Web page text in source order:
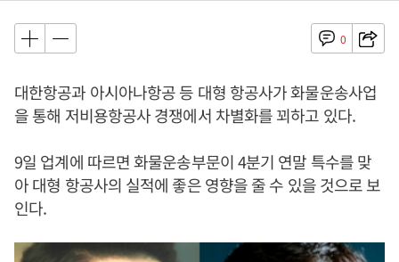
0
대한항공과 아시아나항공 등 대형 항공사가 화물운송사업
을 통해 저비용항공사 경쟁에서 차별화를 꾀하고 있다.
9일 업계에 따르면 화물운송부문이 4분기 연말 특수를 맞
아 대형 항공사의 실적에 좋은 영향을 줄 수 있을 것으로 보
인다.